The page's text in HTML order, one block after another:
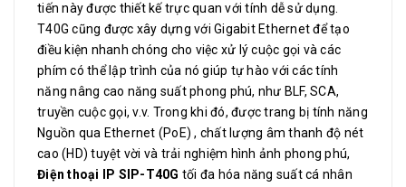
tiến này được thiết kế trực quan với tính dễ sử dụng.
T40G cũng được xây dựng với Gigabit Ethernet để tạo
điều kiện nhanh chóng cho việc xử lý cuộc gọi và các
phím có thể lập trình của nó giúp tự hào với các tính
năng nâng cao năng suất phong phú, như BLF, SCA,
truyền cuộc gọi, v.v. Trong khi đó, được trang bị tính năng
Nguồn qua Ethernet (PoE) , chất lượng âm thanh độ nét
cao (HD) tuyệt vời và trải nghiệm hình ảnh phong phú,
Điện thoại IP SIP-T40G tối đa hóa năng suất cá nhân